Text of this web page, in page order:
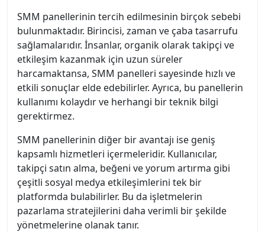
SMM panellerinin tercih edilmesinin birçok sebebi
bulunmaktadır. Birincisi, zaman ve çaba tasarrufu
sağlamalarıdır. İnsanlar, organik olarak takipçi ve
etkileşim kazanmak için uzun süreler
harcamaktansa, SMM panelleri sayesinde hızlı ve
etkili sonuçlar elde edebilirler. Ayrıca, bu panellerin
kullanımı kolaydır ve herhangi bir teknik bilgi
gerektirmez.
SMM panellerinin diğer bir avantajı ise geniş
kapsamlı hizmetleri içermeleridir. Kullanıcılar,
takipçi satın alma, beğeni ve yorum artırma gibi
çeşitli sosyal medya etkileşimlerini tek bir
platformda bulabilirler. Bu da işletmelerin
pazarlama stratejilerini daha verimli bir şekilde
yönetmelerine olanak tanır.